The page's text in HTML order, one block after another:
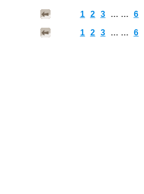
1 2 3 ... ... 6
1 2 3 ... ... 6